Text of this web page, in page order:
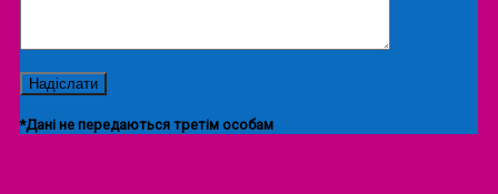
*Дані не передаються третім особам